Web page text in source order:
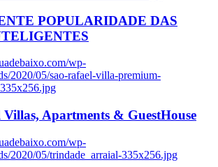
POPULARIDADE DAS
wp-
2020/05/sao-rafael-villa-premium-
Villas, Apartments & GuestHouse
wp-
2020/05/trindade_arraial-335x256.jpg